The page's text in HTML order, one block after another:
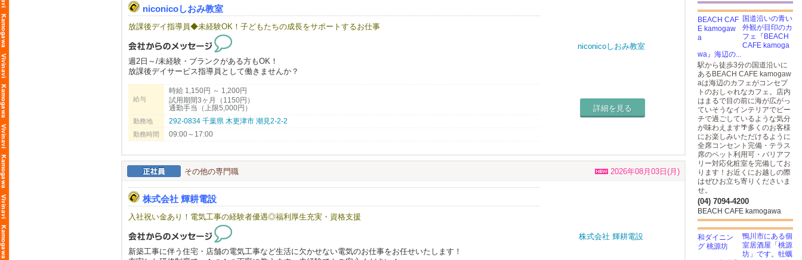
患者さまにとって安心できる場所であることはもちろん、
スタッフにとっても「ここで働けてよかった」と思える職場であることを大切にしています。
プライベートも大切にしながら、
仕事には真剣に、そして前向きに取り組める――
そんなメリハリのある働き方を実現できる職場です。
◎年齢不問
◎経験が浅い方も歓迎
◎ブランクのある方も歓迎
地域医療に貢献したい方、ぜひ私たちと一緒に働きませんか？
何かわからないことがあれば、先ずは気軽にお電話ください。
niconicoしおみ教室
放課後デイ指導員◆未経験OK！子どもたちの成長をサポートするお仕事
週2日～/未経験・ブランクがある方もOK！
放課後デイサービス指導員として働きませんか？
マイカー通勤◎ ご都合に合わせて無理なく働けるので、子育て世代も活躍中！
柔軟にお勤めいただけます。
また、資格取得支援制度がありますので、働きながらスキルアップを目指せます✨
一人ひとりが持つ可能性を広げ、安心して自分らしく成長出来る居場所作りを目指しています。
子どもたちの生活支援に興味のある方、ぜひお気軽にお問合せください！
♢♢♢♢♢♢
放課後等デイサービス
niconicoしおみ教室
千葉県木更津市潮見2-2-2
☎0438-25-8181
給与
時給 1,150円 ～ 1,200円
試用期間3ヶ月（1150円）
通勤手当（上限5,000円）
勤務地 292-0834 千葉県 木更津市 潮見2-2-2
勤務時間 09:00～17:00
詳細を見る
その他の専門職 2026年08月03日(月)
株式会社 輝耕電設
入社祝い金あり！電気工事の経験者優遇◎福利厚生充実・資格支援
新築工事に伴う住宅・店舗の電気工事など生活に欠かせない電気のお仕事をお任せいたします！
国道沿いの青い
外観が目印のカ
フェ『BEACH
CAFE kamoga
wa』海辺の...
駅から徒歩3分の国道沿いに
あるBEACH CAFE kamogaw
aは海辺のカフェがコンセプ
トのおしゃれなカフェ。店内
はまるで目の前に海が広がっ
ていそうなインテリアでビー
チで過ごしているような気分
が味わえます🌴多くのお客様
にお楽しみいただけるように
全席コンセント完備・テラス
席のペット利用可・バリアフ
リー対応化粧室を完備してお
ります！お近くにお越しの際
はぜひお立ち寄りくださいま
せ。
(04) 7094-4200
BEACH CAFE kamogawa
鴨川市にある個
室居酒屋「桃源
坊」です。牡蠣